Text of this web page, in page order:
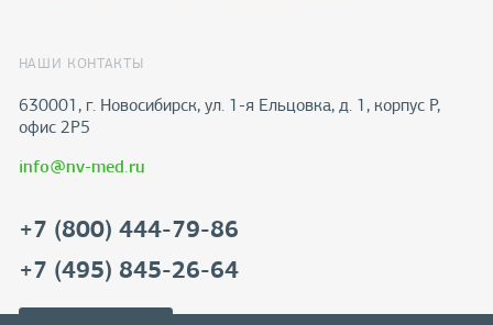
НАШИ КОНТАКТЫ
630001, г. Новосибирск, ул. 1-я Ельцовка, д. 1, корпус Р,
офис 2Р5
info@nv-med.ru
+7 (800) 444-79-86
+7 (495) 845-26-64